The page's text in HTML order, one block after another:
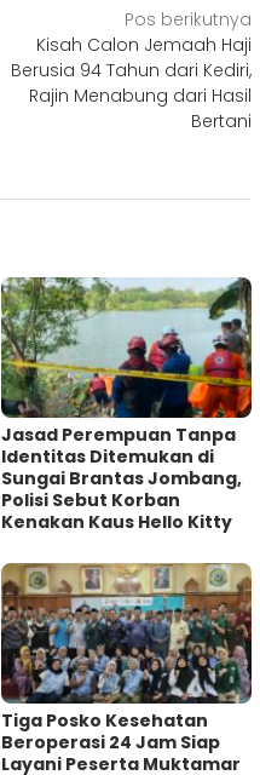
Pos berikutnya
Kisah Calon Jemaah Haji
Berusia 94 Tahun dari Kediri,
Rajin Menabung dari Hasil
Bertani
Jasad Perempuan Tanpa
Identitas Ditemukan di
Sungai Brantas Jombang,
Polisi Sebut Korban
Kenakan Kaus Hello Kitty
Tiga Posko Kesehatan
Beroperasi 24 Jam Siap
Layani Peserta Muktamar